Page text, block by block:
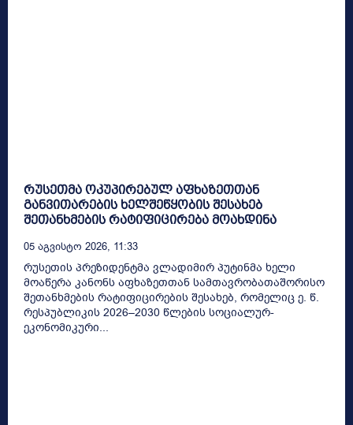
რუსეთმა ოკუპირებულ აფხაზეთთან
განვითარების ხელშეწყობის შესახებ
შეთანხმების რატიფიცირება მოახდინა
05 Აგვისტო 2026, 11:33
რუსეთის პრეზიდენტმა ვლადიმირ პუტინმა ხელი
მოაწერა კანონს აფხაზეთთან სამთავრობათაშორისო
შეთანხმების რატიფიცირების შესახებ, რომელიც ე. წ.
რესპუბლიკის 2026–2030 წლების სოციალურ-
ეკონომიკური...